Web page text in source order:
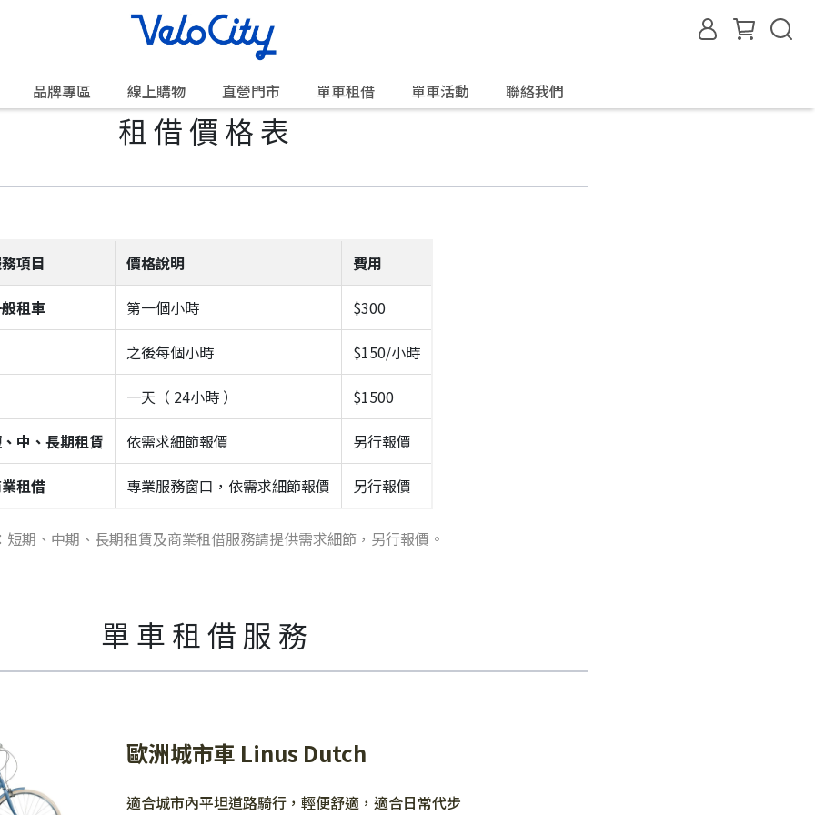
品牌專區 線上購物 直營門市 單車租借 單車活動 聯絡我們
租 借 價 格 表
項目 價格說明 費用
租車 第一個小時 $300
之後每個小時 $150/小時
一天（ 24小時 ） $1500
中、長期租賃 依需求細節報價 另行報價
租借 專業服務窗口，依需求細節報價 另行報價
短期、中期、長期租賃及商業租借服務請提供需求細節，另行報價。
單 車 租 借 服 務
歐洲城市車 Linus Dutch
適合城市內平坦道路騎行，輕便舒適，適合日常代步